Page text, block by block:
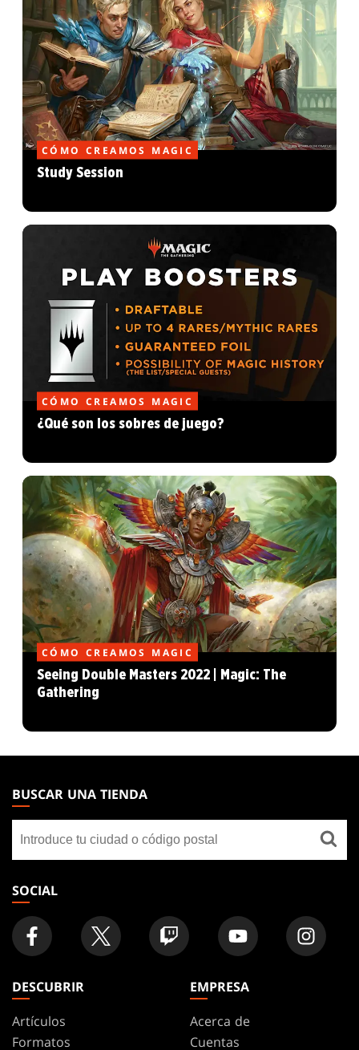
CÓMO CREAMOS MAGIC
Study Session
CÓMO CREAMOS MAGIC
¿Qué son los sobres de juego?
CÓMO CREAMOS MAGIC
Seeing Double Masters 2022 | Magic: The
Gathering
THE
GATHERING
FOOTER
BUSCAR UNA TIENDA
una
tienda
SOCIAL
DESCUBRIR
Artículos
Formatos
EMPRESA
Acerca de
Cuentas